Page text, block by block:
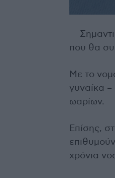
που θα
Με το
γυναίκα
ωαρίων.
Επίσης,
χρόνια